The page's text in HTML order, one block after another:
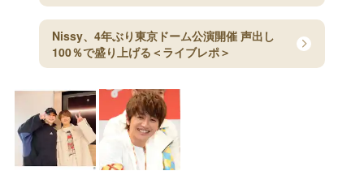
Nissy、4年ぶり東京ドーム公演開催 声出し
100％で盛り上げる＜ライブレポ＞